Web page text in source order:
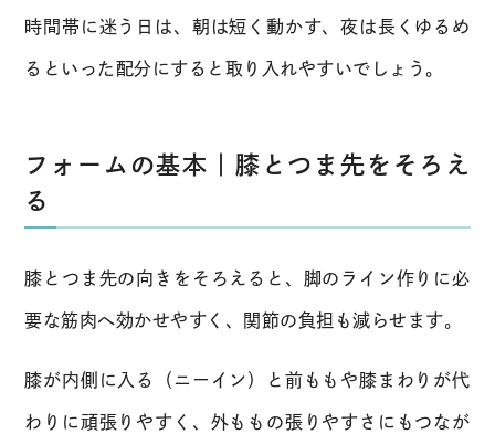
時間帯に迷う日は、朝は短く動かす、夜は長くゆるめ
るといった配分にすると取り入れやすいでしょう。
フォームの基本｜膝とつま先をそろえ
る
膝とつま先の向きをそろえると、脚のライン作りに必
要な筋肉へ効かせやすく、関節の負担も減らせます。
膝が内側に入る（ニーイン）と前ももや膝まわりが代
わりに頑張りやすく、外ももの張りやすさにもつなが